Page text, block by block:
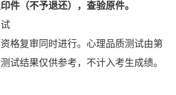
（不予退还），查验原件。
复审同时进行。心理品质测试由第
试结果仅供参考，不计入考生成绩。